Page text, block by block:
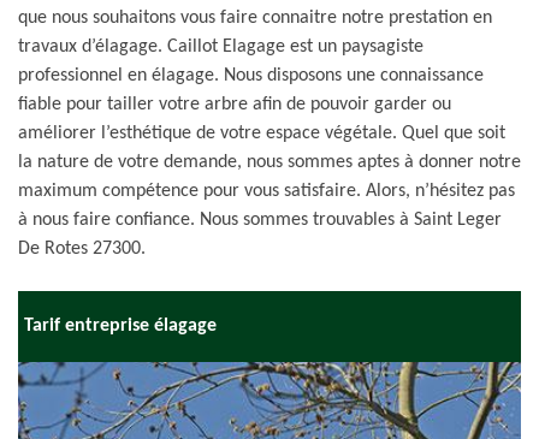
que nous souhaitons vous faire connaitre notre prestation en
travaux d’élagage. Caillot Elagage est un paysagiste
professionnel en élagage. Nous disposons une connaissance
fiable pour tailler votre arbre afin de pouvoir garder ou
améliorer l’esthétique de votre espace végétale. Quel que soit
la nature de votre demande, nous sommes aptes à donner notre
maximum compétence pour vous satisfaire. Alors, n’hésitez pas
à nous faire confiance. Nous sommes trouvables à Saint Leger
De Rotes 27300.
Tarif entreprise élagage